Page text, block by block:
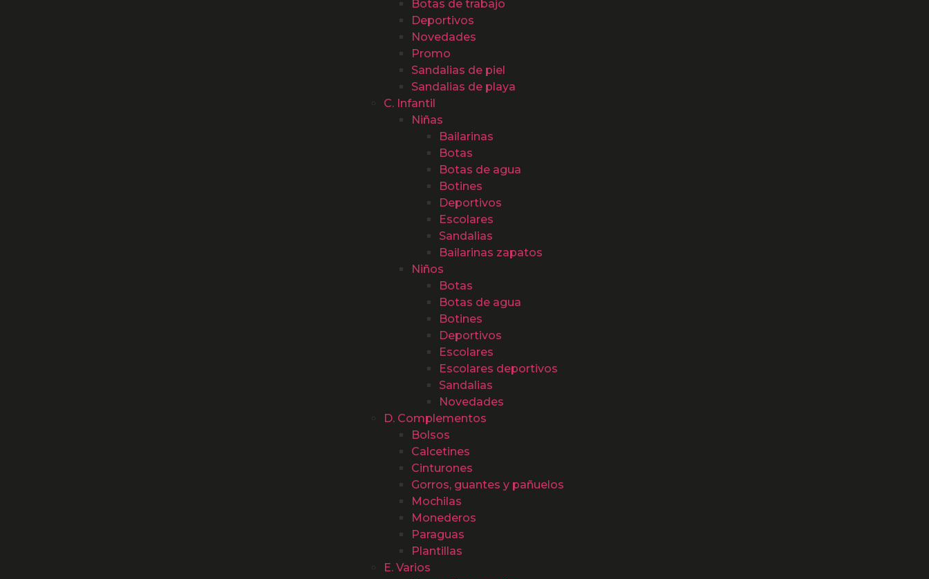
Botas de trabajo
Deportivos
Novedades
Promo
Sandalias de piel
Sandalias de playa
C. Infantil
Niñas
Bailarinas
Botas
Botas de agua
Botines
Deportivos
Escolares
Sandalias
Bailarinas zapatos
Niños
Botas
Botas de agua
Botines
Deportivos
Escolares
Escolares deportivos
Sandalias
Novedades
D. Complementos
Bolsos
Calcetines
Cinturones
Gorros, guantes y pañuelos
Mochilas
Monederos
Paraguas
Plantillas
E. Varios